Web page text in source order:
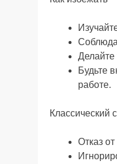
Делайте
Будьте
работе.
Классический
Отказ от